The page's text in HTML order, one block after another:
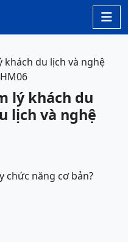

khách du lịch và nghệ
lý khách du
lịch và nghệ
chức năng cơ bản?